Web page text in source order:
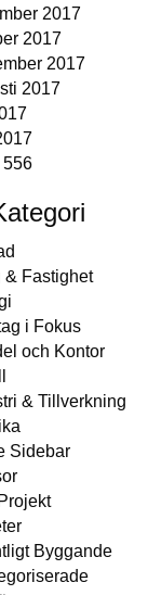
2017
2017
2017
2017
556
& Fastighet
i Fokus
och Kontor
& Tillverkning
Sidebar
Byggande